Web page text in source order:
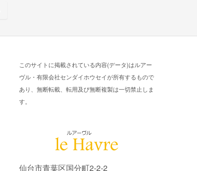
このサイトに掲載されている内容(データ)はルアー
ヴル・有限会社センダイホウセイが所有するもので
あり、無断転載、転用及び無断複製は一切禁止しま
す。
仙台市青葉区国分町2-2-2